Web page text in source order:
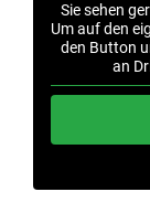
Sie sehen
Um auf den
den Button
an